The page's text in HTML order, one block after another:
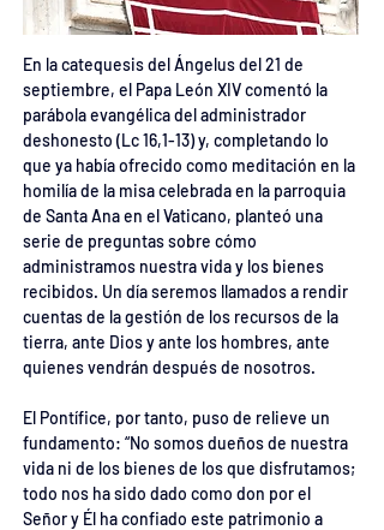
En la catequesis del Ángelus del 21 de
septiembre, el Papa León XIV comentó la
parábola evangélica del administrador
deshonesto (Lc 16,1-13) y, completando lo
que ya había ofrecido como meditación en la
homilía de la misa celebrada en la parroquia
de Santa Ana en el Vaticano, planteó una
serie de preguntas sobre cómo
administramos nuestra vida y los bienes
recibidos. Un día seremos llamados a rendir
cuentas de la gestión de los recursos de la
tierra, ante Dios y ante los hombres, ante
quienes vendrán después de nosotros.
El Pontífice, por tanto, puso de relieve un
fundamento: “No somos dueños de nuestra
vida ni de los bienes de los que disfrutamos;
todo nos ha sido dado como don por el
Señor y Él ha confiado este patrimonio a